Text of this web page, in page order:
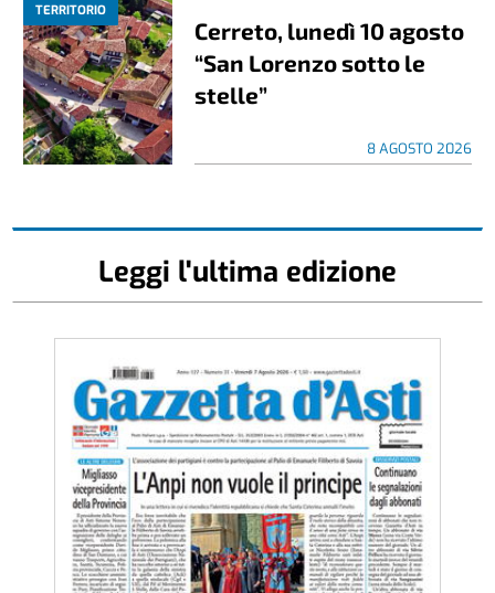
TERRITORIO
Cerreto, lunedì 10 agosto
“San Lorenzo sotto le
stelle”
8 AGOSTO 2026
Leggi l'ultima edizione